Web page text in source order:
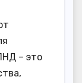
– это